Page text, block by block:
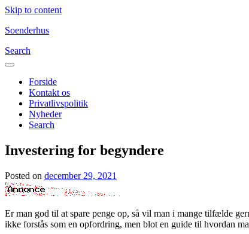
Skip to content
Soenderhus
Search
Forside
Kontakt os
Privatlivspolitik
Nyheder
Search
Investering for begyndere
Posted on december 29, 2021
Er man god til at spare penge op, så vil man i mange tilfælde
ikke forstås som en opfordring, men blot en guide til hvordan